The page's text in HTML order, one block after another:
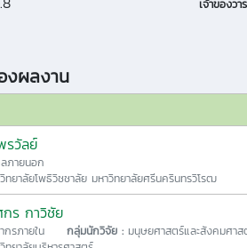
เจ้าของว
งผลงาน
วัลย์
ภายนอก
วิทยาลัยโพธิวิชชาลัย มหาวิทยาลัยศรีนครินทรวิโรฒ
ร กาวิชัย
กรภายใน กลุ่มนักวิจัย : มนุษยศาสตร์และสังคมศาส